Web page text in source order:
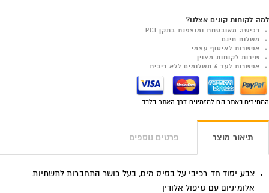
למה לקוחות קונים אצלנו?
רכישה מאובטחת ומוצפנת בתקן PCI
משלוח חינם
אפשרות לאיסוף עצמי
שירות לקוחות מצוין
אפשרות לעד 6 תשלומים ללא ריבית
המחירים באתר הם למזמינים דרך האתר בלבד
תיאור מוצר פרטים נוספים
צבע יסוד חד-רכיבי על בסיס מים, בעל כושר התחברות לתשתיות
אלומיניום עם טיפול אלודין